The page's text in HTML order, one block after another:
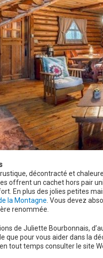
décontracté et
offrent un cachet hors pair
En plus des jolies petites
la Montagne . Vous devez
renommée.
de Juliette Bourbonnais,
que pour vous aider dans la
tout temps consulter le site